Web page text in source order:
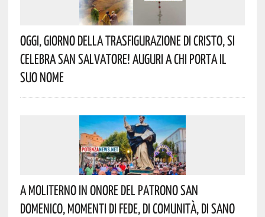
Oggi, Giorno Della Trasfigurazione Di Cristo, Si
Celebra San Salvatore! Auguri A Chi Porta Il
Suo Nome
A Moliterno In Onore Del Patrono San
Domenico, Momenti Di Fede, Di Comunità, Di Sano